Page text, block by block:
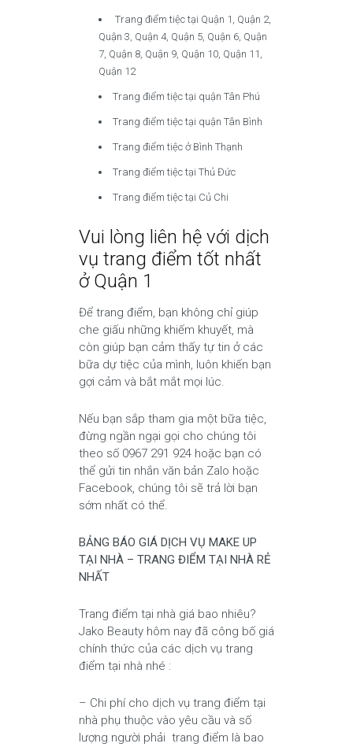
Trang điểm tiệc tại Quận 1, Quận 2,
Quận 3, Quận 4, Quận 5, Quận 6, Quận
7, Quận 8, Quận 9, Quận 10, Quận 11,
Quận 12
Trang điểm tiệc tại quận Tân Phú
Trang điểm tiệc tại quận Tân Bình
Trang điểm tiệc ở Bình Thạnh
Trang điểm tiệc tại Thủ Đức
Trang điểm tiệc tại Củ Chi
Vui lòng liên hệ với dịch
vụ trang điểm tốt nhất
ở Quận 1
Để trang điểm, bạn không chỉ giúp
che giấu những khiếm khuyết, mà
còn giúp bạn cảm thấy tự tin ở các
bữa dự tiệc của mình, luôn khiến bạn
gợi cảm và bắt mắt mọi lúc.
Nếu bạn sắp tham gia một bữa tiệc,
đừng ngần ngại gọi cho chúng tôi
theo số 0967 291 924 hoặc bạn có
thể gửi tin nhắn văn bản Zalo hoặc
Facebook, chúng tôi sẽ trả lời bạn
sớm nhất có thể.
BẢNG BÁO GIÁ DỊCH VỤ MAKE UP
TẠI NHÀ – TRANG ĐIỂM TẠI NHÀ RẺ
NHẤT
Trang điểm tại nhà giá bao nhiêu?
Jako Beauty hôm nay đã công bố giá
chính thức của các dịch vụ trang
điểm tại nhà nhé :
– Chi phí cho dịch vụ trang điểm tại
nhà phụ thuộc vào yêu cầu và số
lượng người phải trang điểm là bao